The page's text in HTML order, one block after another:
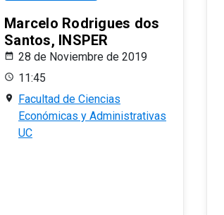
Marcelo Rodrigues dos
Santos, INSPER
28 de Noviembre de 2019
11:45
Facultad de Ciencias
Económicas y Administrativas
UC